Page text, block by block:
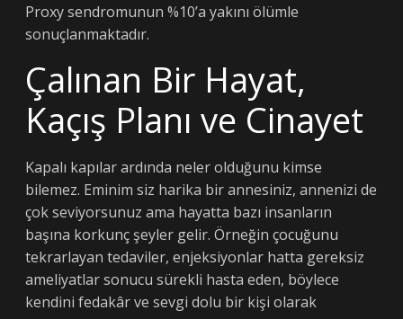
Proxy sendromunun %10’a yakını ölümle
sonuçlanmaktadır.
Çalınan Bir Hayat,
Kaçış Planı ve Cinayet
Kapalı kapılar ardında neler olduğunu kimse
bilemez. Eminim siz harika bir annesiniz, annenizi de
çok seviyorsunuz ama hayatta bazı insanların
başına korkunç şeyler gelir. Örneğin çocuğunu
tekrarlayan tedaviler, enjeksiyonlar hatta gereksiz
ameliyatlar sonucu sürekli hasta eden, böylece
kendini fedakâr ve sevgi dolu bir kişi olarak